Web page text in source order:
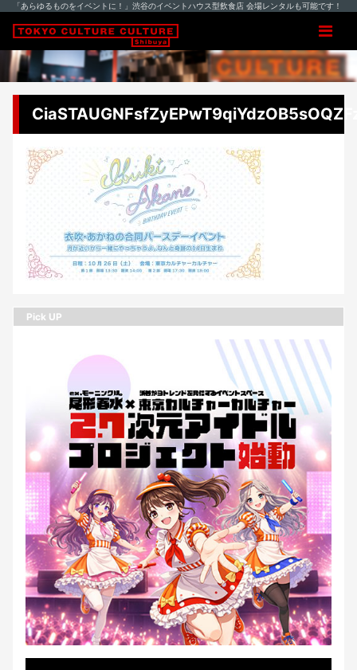
「あらゆるものをイベントに！」渋谷のイベントハウス型飲食店 会場レンタルも可能です！
Pick UP